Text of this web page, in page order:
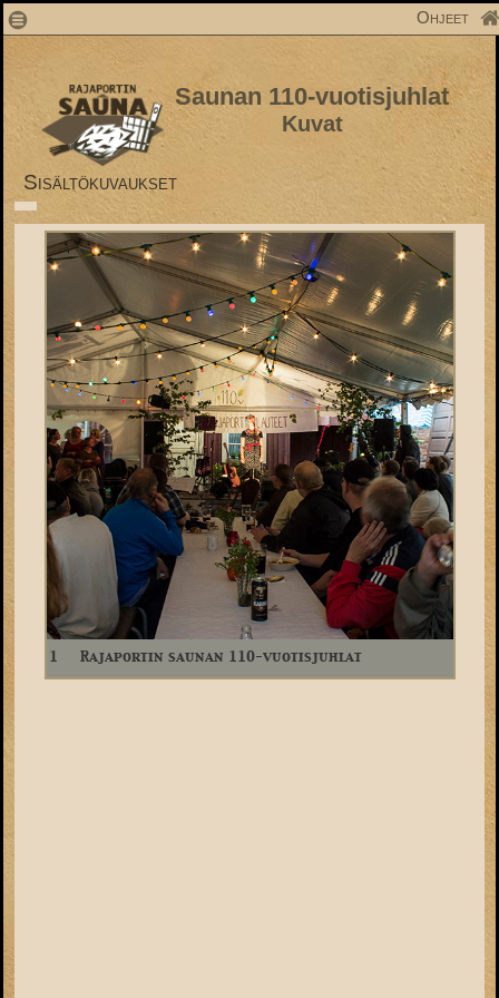
1 Ohjeet
Saunan 110-vuotisjuhlat
Kuvat
Sisältökuvaukset
1 Rajaportin saunan 110-vuotisjuhlat